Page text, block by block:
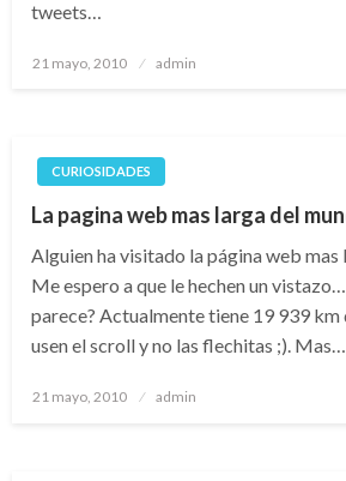
tweets…
Publicado
21 mayo, 2010 admin
CURIOSIDADES
La pagina web mas larga del
Alguien ha visitado la página web mas
Me espero a que le hechen un
parece? Actualmente tiene 19 939 km
usen el scroll y no las flechitas ;). Mas…
Publicado
21 mayo, 2010 admin